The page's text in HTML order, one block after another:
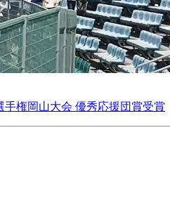
手権岡山大会 優秀応援団賞受賞